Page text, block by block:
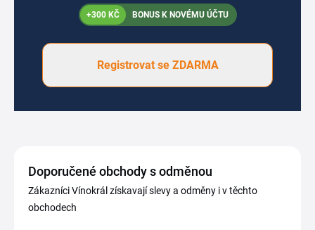
+300 KČ BONUS K NOVÉMU ÚČTU
Registrovat se ZDARMA
Doporučené obchody s odměnou
Zákazníci Vínokrál získavají slevy a odměny i v těchto
obchodech